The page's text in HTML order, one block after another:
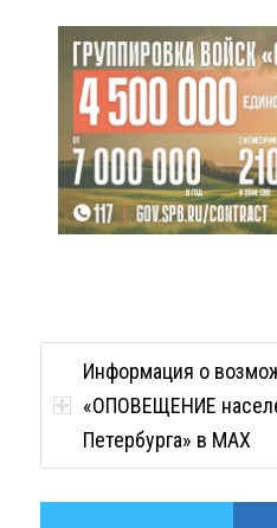
Информация о
«ОПОВЕЩЕНИЕ
Петербурга» в MAX